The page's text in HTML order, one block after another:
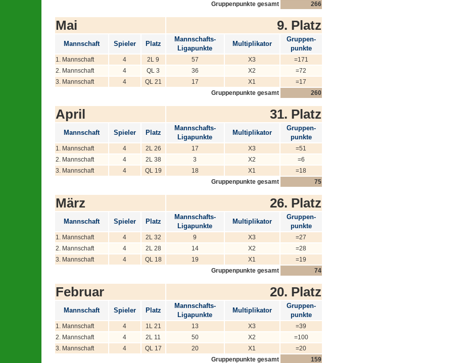
Gruppenpunkte gesamt
266
Mai 9. Platz
Mannschaft Spieler Platz
Mannschafts-
Ligapunkte
Multiplikator
Gruppen-
punkte
1. Mannschaft 4 2L 9 57 X3
=171
2. Mannschaft
4 QL 3 36 X2
=72
3. Mannschaft
4 QL 21 17 X1
=17
Gruppenpunkte gesamt
260
April 31. Platz
Mannschaft Spieler Platz
Mannschafts-
Ligapunkte
Multiplikator
Gruppen-
punkte
1. Mannschaft 4 2L 26 17 X3
=51
2. Mannschaft
4 2L 38 3 X2
=6
3. Mannschaft
4 QL 19 18 X1
=18
Gruppenpunkte gesamt
75
März 26. Platz
Mannschaft Spieler Platz
Mannschafts-
Ligapunkte
Multiplikator
Gruppen-
punkte
1. Mannschaft 4 2L 32 9 X3
=27
2. Mannschaft
4 2L 28 14 X2
=28
3. Mannschaft
4 QL 18 19 X1
=19
Gruppenpunkte gesamt
74
Februar 20. Platz
Mannschaft Spieler Platz
Mannschafts-
Ligapunkte
Multiplikator
Gruppen-
punkte
1. Mannschaft 4 1L 21 13 X3
=39
2. Mannschaft
4 2L 11 50 X2
=100
3. Mannschaft
4 QL 17 20 X1
=20
Gruppenpunkte gesamt
159